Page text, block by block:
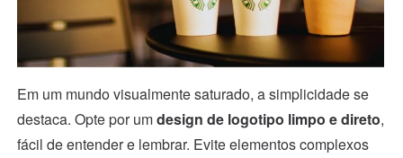
Em um mundo visualmente saturado, a simplicidade se
destaca. Opte por umdesign de logotipo limpo e direto,
fácil de entender e lembrar. Evite elementos complexos